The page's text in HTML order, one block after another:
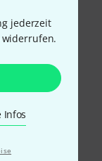
jederzeit
widerrufen.
Infos